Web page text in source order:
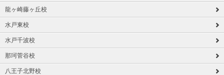
龍ヶ崎藤ヶ丘校
水戸東校
水戸千波校
那珂菅谷校
八王子北野校